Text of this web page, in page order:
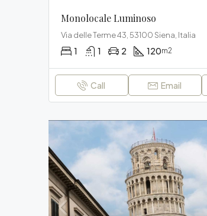
Monolocale Luminoso
Via delle Terme 43, 53100 Siena, Italia
1 1 2 120m2
Call Email